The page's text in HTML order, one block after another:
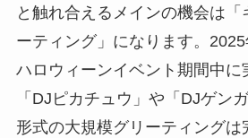
と触れ合えるメインの機会は「
ーティング」になります。2025
ハロウィーンイベント期間中に
「DJピカチュウ」や「DJゲン
形式の大規模グリーティングは